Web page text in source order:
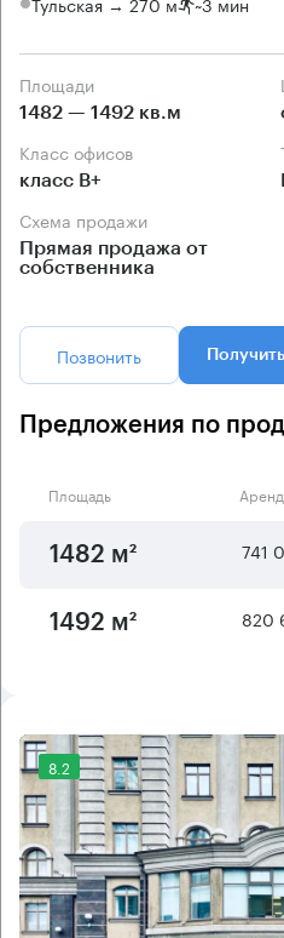
Площади
1482 — 1492 кв.м
Класс офисов
класс B+
Схема продажи
Прямая продажа от
собственника
Позвонить
Предложения по
Площадь
1482 м² 741
1492 м² 820
8.2